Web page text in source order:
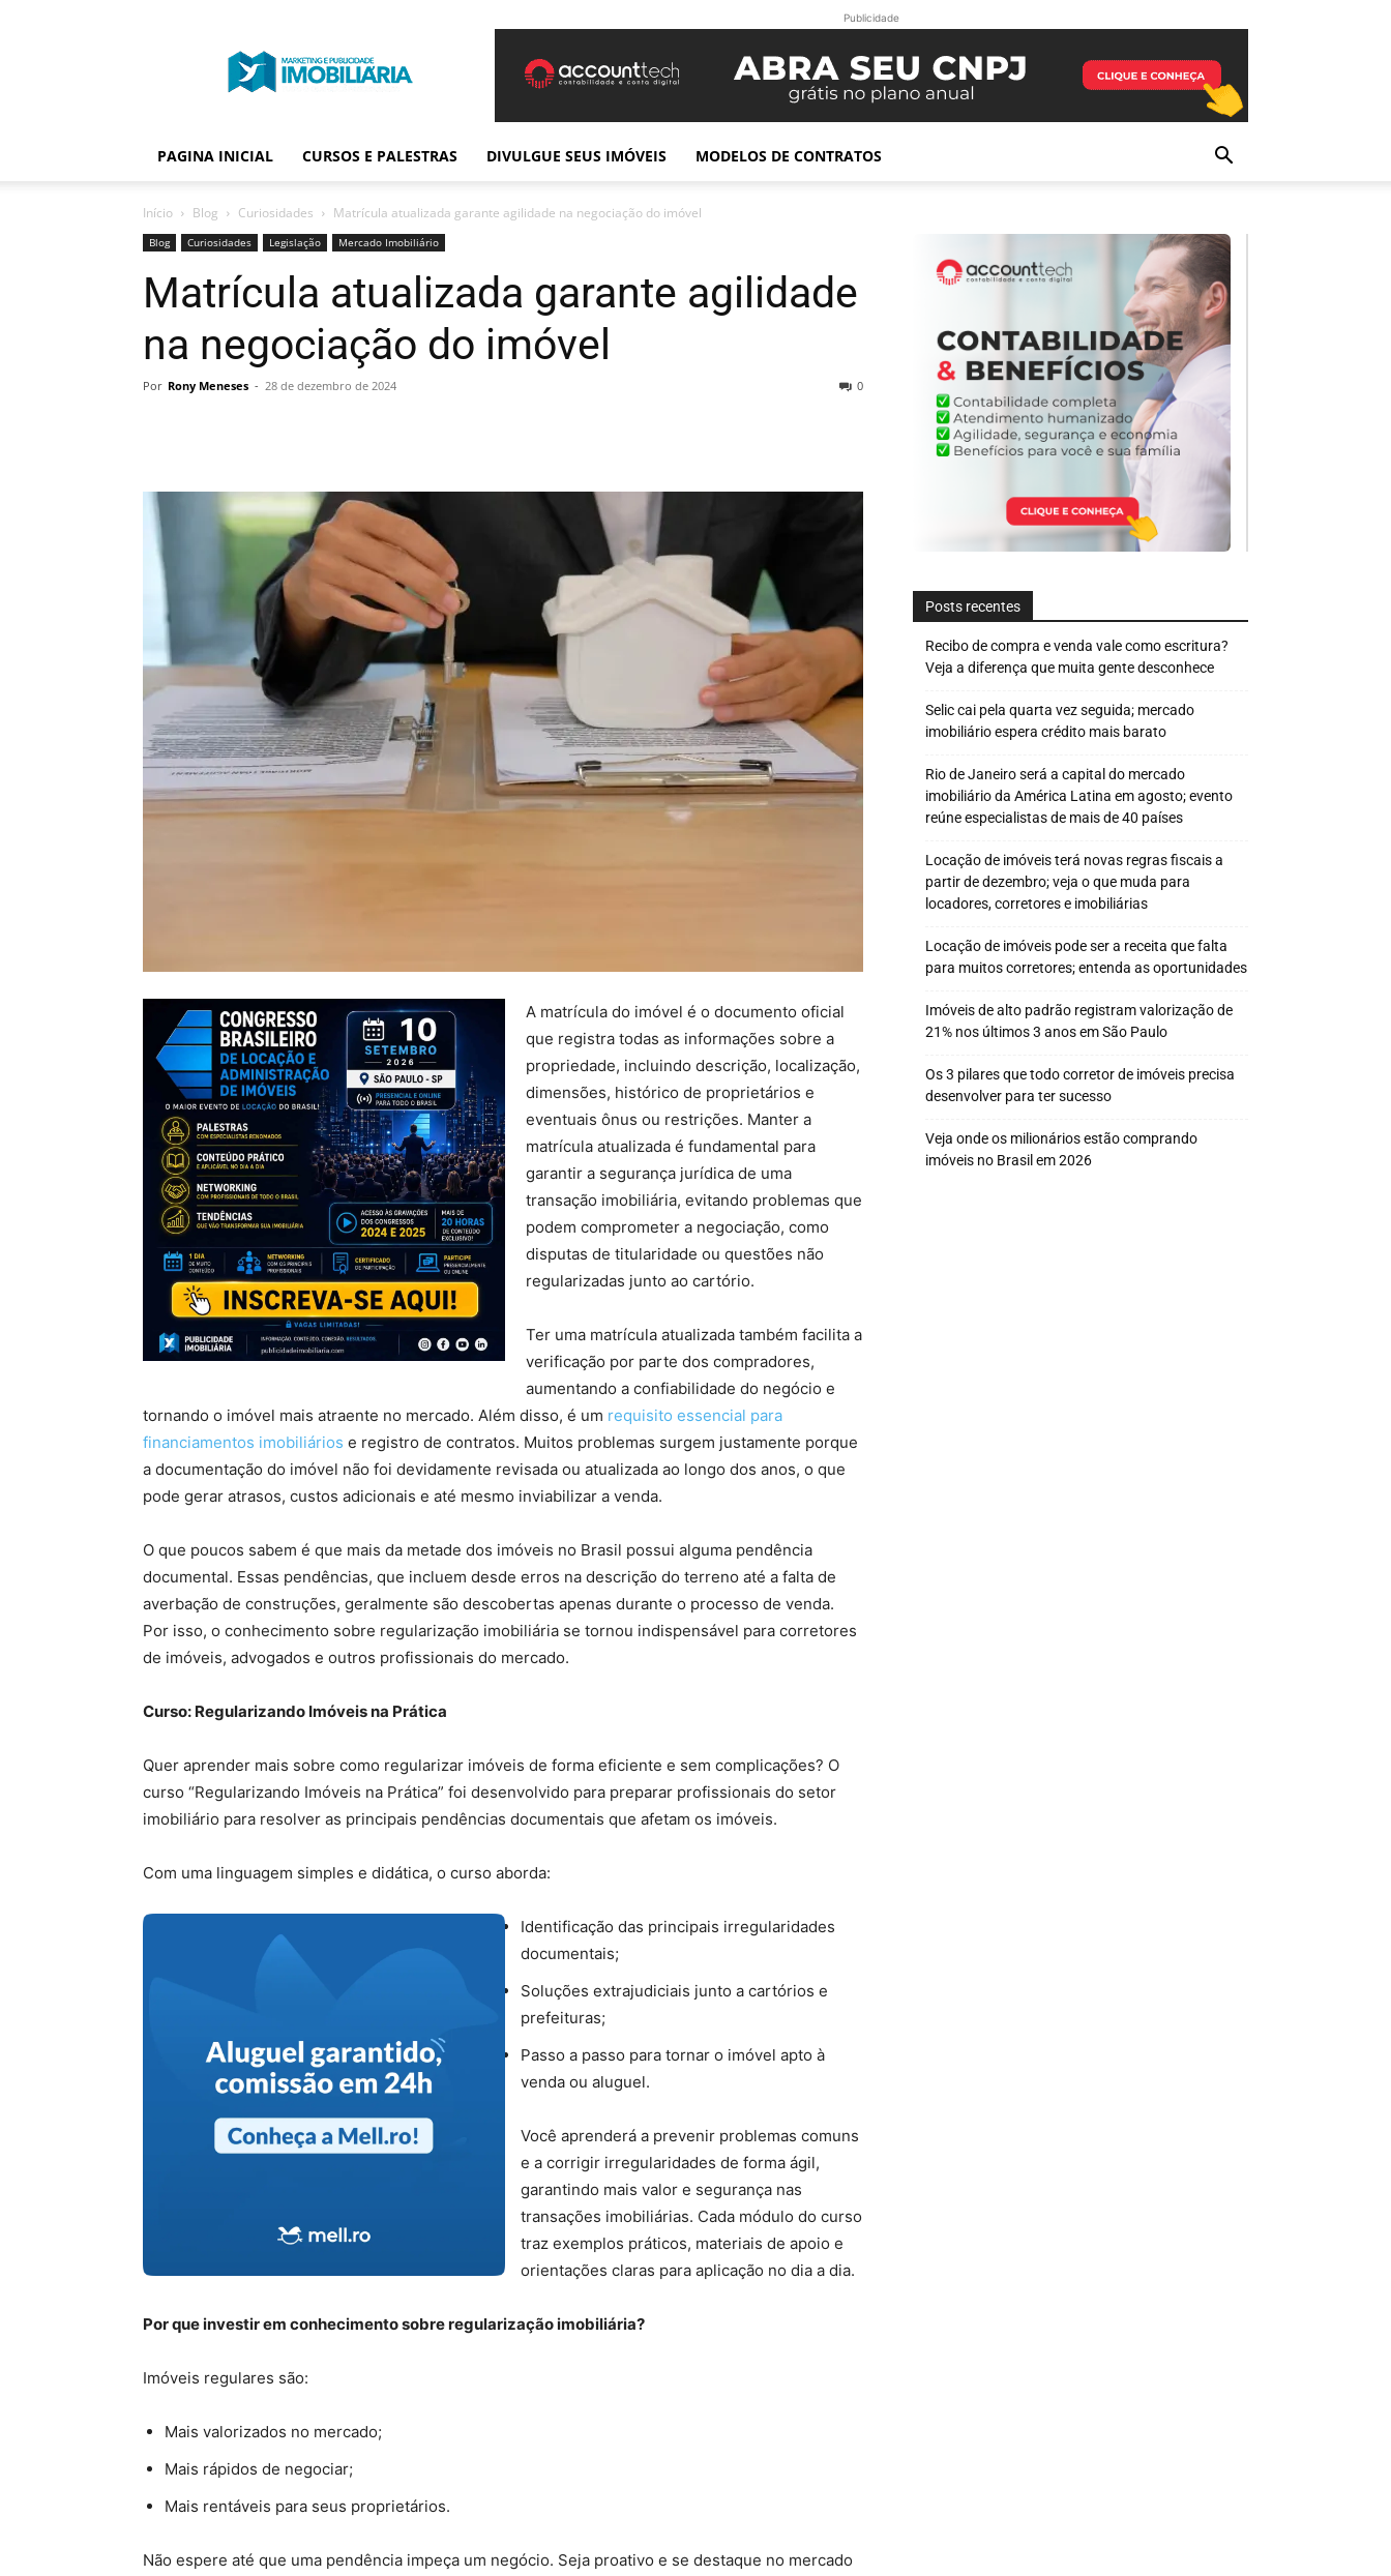
Publicidade
Imobiliária
Publicidade
PAGINA INICIAL CURSOS E PALESTRAS DIVULGUE SEUS IMÓVEIS MODELOS DE CONTRATOS
Início Blog Curiosidades Matrícula atualizada garante agilidade na negociação do imóvel
Blog Curiosidades Legislação Mercado Imobiliário
Matrícula atualizada garante agilidade
na negociação do imóvel
Por Rony Meneses - 28 de dezembro de 2024 0
A matrícula do imóvel é o documento oficial
que registra todas as informações sobre a
propriedade, incluindo descrição, localização,
dimensões, histórico de proprietários e
eventuais ônus ou restrições. Manter a
matrícula atualizada é fundamental para
garantir a segurança jurídica de uma
transação imobiliária, evitando problemas que
podem comprometer a negociação, como
disputas de titularidade ou questões não
regularizadas junto ao cartório.
Ter uma matrícula atualizada também facilita a
verificação por parte dos compradores,
aumentando a confiabilidade do negócio e
tornando o imóvel mais atraente no mercado. Além disso, é um requisito essencial para
financiamentos imobiliários e registro de contratos. Muitos problemas surgem justamente porque
a documentação do imóvel não foi devidamente revisada ou atualizada ao longo dos anos, o que
pode gerar atrasos, custos adicionais e até mesmo inviabilizar a venda.
O que poucos sabem é que mais da metade dos imóveis no Brasil possui alguma pendência
documental. Essas pendências, que incluem desde erros na descrição do terreno até a falta de
averbação de construções, geralmente são descobertas apenas durante o processo de venda.
Por isso, o conhecimento sobre regularização imobiliária se tornou indispensável para corretores
de imóveis, advogados e outros profissionais do mercado.
Curso: Regularizando Imóveis na Prática
Quer aprender mais sobre como regularizar imóveis de forma eficiente e sem complicações? O
curso “Regularizando Imóveis na Prática” foi desenvolvido para preparar profissionais do setor
imobiliário para resolver as principais pendências documentais que afetam os imóveis.
Com uma linguagem simples e didática, o curso aborda:
Identificação das principais irregularidades
documentais;
Soluções extrajudiciais junto a cartórios e
prefeituras;
Passo a passo para tornar o imóvel apto à
venda ou aluguel.
Você aprenderá a prevenir problemas comuns
e a corrigir irregularidades de forma ágil,
garantindo mais valor e segurança nas
transações imobiliárias. Cada módulo do curso
traz exemplos práticos, materiais de apoio e
orientações claras para aplicação no dia a dia.
Por que investir em conhecimento sobre regularização imobiliária?
Imóveis regulares são:
Mais valorizados no mercado;
Mais rápidos de negociar;
Mais rentáveis para seus proprietários.
Não espere até que uma pendência impeça um negócio. Seja proativo e se destaque no mercado
Posts recentes
Recibo de compra e venda vale como escritura?
Veja a diferença que muita gente desconhece
Selic cai pela quarta vez seguida; mercado
imobiliário espera crédito mais barato
Rio de Janeiro será a capital do mercado
imobiliário da América Latina em agosto; evento
reúne especialistas de mais de 40 países
Locação de imóveis terá novas regras fiscais a
partir de dezembro; veja o que muda para
locadores, corretores e imobiliárias
Locação de imóveis pode ser a receita que falta
para muitos corretores; entenda as oportunidades
Imóveis de alto padrão registram valorização de
21% nos últimos 3 anos em São Paulo
Os 3 pilares que todo corretor de imóveis precisa
desenvolver para ter sucesso
Veja onde os milionários estão comprando
imóveis no Brasil em 2026